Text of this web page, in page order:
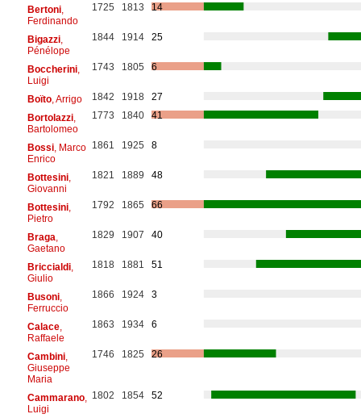
Bertoni,
Ferdinando
1725 1813 14
Bigazzi,
Pénélope
1844 1914 25
Boccherini,
Luigi
1743 1805 6
Boïto, Arrigo 1842 1918
27
Bortolazzi,
Bartolomeo
1773 1840 41
Bossi, Marco
Enrico
1861 1925 8
Bottesini,
Giovanni
1821 1889 48
Bottesini,
Pietro
1792 1865 66
Braga
Gaetano
1829 1907 40
Briccialdi,
Giulio
1818 1881 51
Busoni,
Ferruccio
1866 1924 3
Calace,
Raffaele
1863 1934 6
Cambini,
Giuseppe
Maria
1746 1825 26
Cammarano,
Luigi
1802 1854 52